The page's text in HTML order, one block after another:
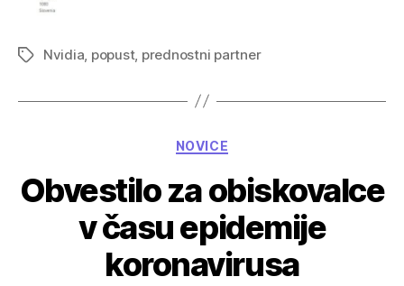
TagsNvidia, popust, prednostni partner
Categories
NOVICE
Obvestilo za obiskovalce
v času epidemije
koronavirusa